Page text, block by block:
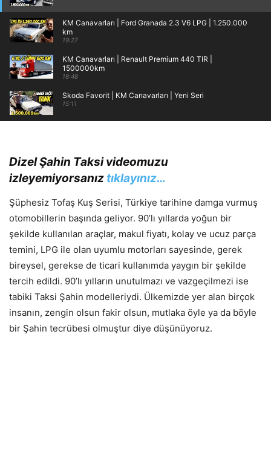
KM Canavarları | Ford Granada 2.3 V6 LPG | 1.250.000
km
19:27
KM Canavarları | Renault Premium 440 TIR |
1500000km
18:48
Skoda Favorit | KM Canavarları | Yeni Seri
15:11
Dizel Şahin Taksi videomuzu
izleyemiyorsanız tıklayınız…
Şüphesiz Tofaş Kuş Serisi, Türkiye tarihine damga vurmuş
otomobillerin başında geliyor. 90’lı yıllarda yoğun bir
şekilde kullanılan araçlar, makul fiyatı, kolay ve ucuz parça
temini, LPG ile olan uyumlu motorları sayesinde, gerek
bireysel, gerekse de ticari kullanımda yaygın bir şekilde
tercih edildi. 90’lı yılların unutulmazı ve vazgeçilmezi ise
tabiki Taksi Şahin modelleriydi. Ülkemizde yer alan birçok
insanın, zengin olsun fakir olsun, mutlaka öyle ya da böyle
bir Şahin tecrübesi olmuştur diye düşünüyoruz.